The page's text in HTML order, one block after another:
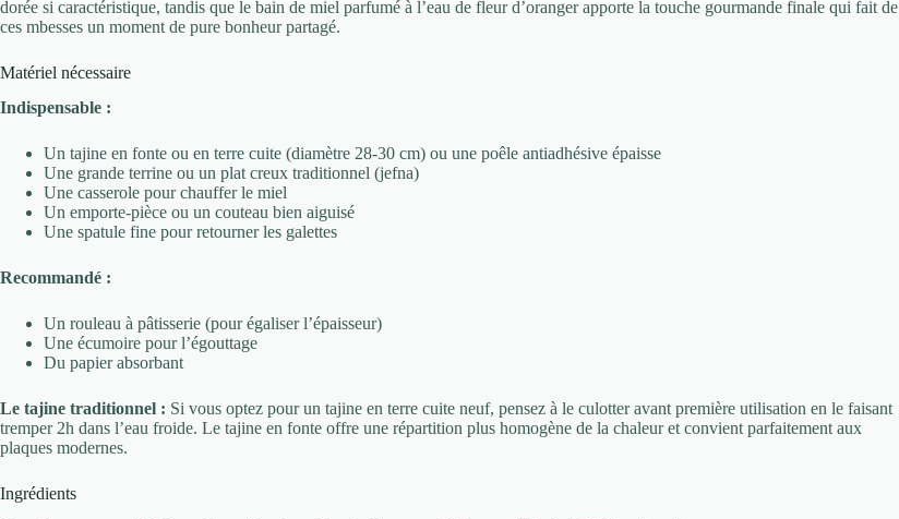
dorée si caractéristique, tandis que le bain de miel parfumé à l’eau de fleur d’oranger apporte la touche gourmande finale qui fait de
ces mbesses un moment de pure bonheur partagé.
Matériel nécessaire
Indispensable :
Un tajine en fonte ou en terre cuite (diamètre 28-30 cm) ou une poêle antiadhésive épaisse
Une grande terrine ou un plat creux traditionnel (jefna)
Une casserole pour chauffer le miel
Un emporte-pièce ou un couteau bien aiguisé
Une spatule fine pour retourner les galettes
Recommandé :
Un rouleau à pâtisserie (pour égaliser l’épaisseur)
Une écumoire pour l’égouttage
Du papier absorbant
Le tajine traditionnel : Si vous optez pour un tajine en terre cuite neuf, pensez à le culotter avant première utilisation en le faisant
tremper 2h dans l’eau froide. Le tajine en fonte offre une répartition plus homogène de la chaleur et convient parfaitement aux
plaques modernes.
Ingrédients